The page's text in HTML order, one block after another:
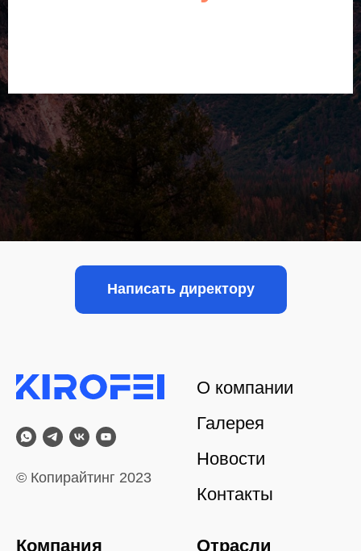
Написать директору
© Копирайтинг 2023
О компании
Галерея
Новости
Контакты
Компания Отрасли